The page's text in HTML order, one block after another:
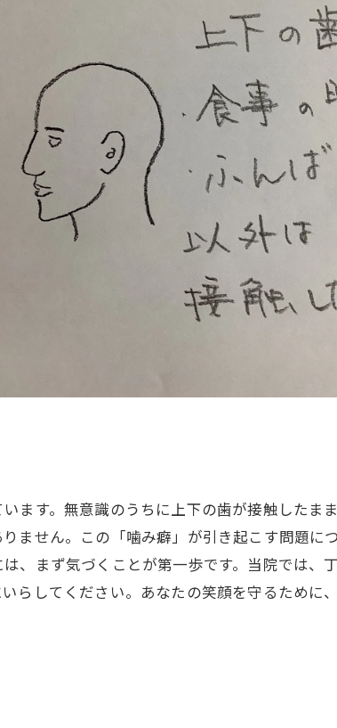
ます。無意識のうちに上下の歯が接触したま
ません。この「噛み癖」が引き起こす問題に
、まず気づくことが第一歩です。当院では、
らしてください。あなたの笑顔を守るために